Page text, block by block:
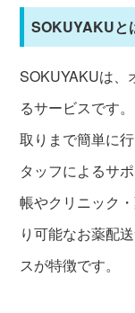
SOKUYAKUと
SOKUYAKUは、
るサービスです
取りまで簡単に
タッフによるサ
帳やクリニック
り可能なお薬配
スが特徴です。